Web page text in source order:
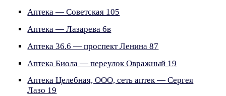
Аптека — Советская 105
Аптека — Лазарева 6в
Аптека 36.6 — проспект Ленина 87
Аптека Биола — переулок Овражный 19
Аптека Целебная, ООО, сеть аптек — Сергея
Лазо 19